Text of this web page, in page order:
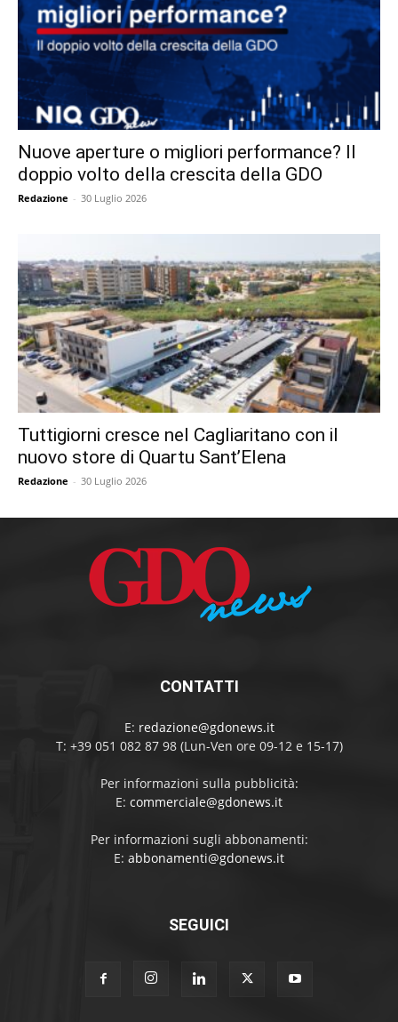
Nuove aperture o migliori performance? Il
doppio volto della crescita della GDO
Redazione - 30 Luglio 2026
Tuttigiorni cresce nel Cagliaritano con il
nuovo store di Quartu Sant’Elena
Redazione - 30 Luglio 2026
CONTATTI
E: redazione@gdonews.it
T: +39 051 082 87 98 (Lun-Ven ore 09-12 e 15-17)
Per informazioni sulla pubblicità:
E: commerciale@gdonews.it
Per informazioni sugli abbonamenti:
E: abbonamenti@gdonews.it
SEGUICI